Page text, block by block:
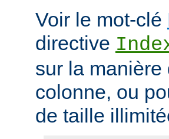
Voir le mot-clé
directive
sur la
colonne, ou
de taille